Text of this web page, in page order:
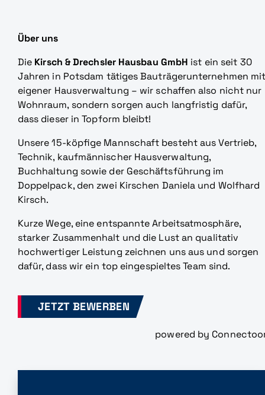
Über uns
Die Kirsch & Drechsler Hausbau GmbH ist ein seit 30
Jahren in Potsdam tätiges Bauträgerunternehmen
eigener Hausverwaltung – wir schaffen also nicht nur
Wohnraum, sondern sorgen auch langfristig dafür,
dass dieser in Topform bleibt!
Unsere 15-köpfige Mannschaft besteht aus Vertrieb,
Technik, kaufmännischer Hausverwaltung,
Buchhaltung sowie der Geschäftsführung im
Doppelpack, den zwei Kirschen Daniela und Wolfhard
Kirsch.
Kurze Wege, eine entspannte Arbeitsatmosphäre,
starker Zusammenhalt und die Lust an qualitativ
hochwertiger Leistung zeichnen uns aus und sorgen
dafür, dass wir ein top eingespieltes Team sind.
JETZT BEWERBEN
powered by